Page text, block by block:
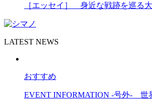
［エッセイ］ 身近な戦跡を巡る
LATEST NEWS
おすすめ
EVENT INFORMATION -号外- 世